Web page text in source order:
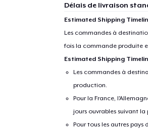
Délais de livraison
Estimated Shipping
Les commandes à
fois la commande produite
Estimated Shipping
Les commandes à
production.
Pour la France,
jours ouvrables suivant la
Pour tous les autres pays